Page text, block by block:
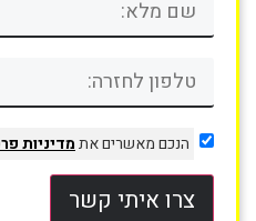
הנכם מאשרים אתמדיניות
צרו איתי קשר